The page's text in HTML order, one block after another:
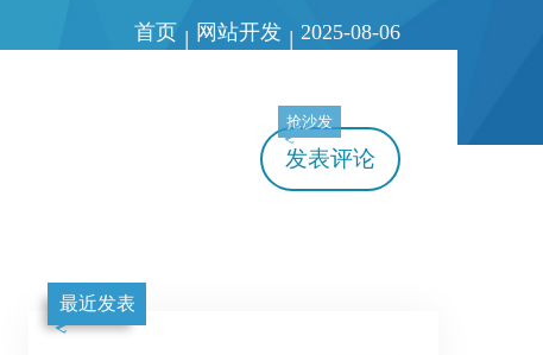
首页 | 网站开发 | 2025-08-06
抢沙发
发表评论
最近发表